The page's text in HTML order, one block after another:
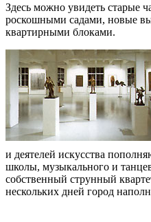
Здесь можно увидеть старые
роскошными садами, новые
квартирными блоками.
и деятелей искусства
школы, музыкального и
собственный струнный
нескольких дней город